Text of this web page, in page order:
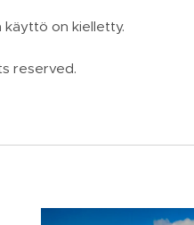
käyttö on kielletty.
reserved.